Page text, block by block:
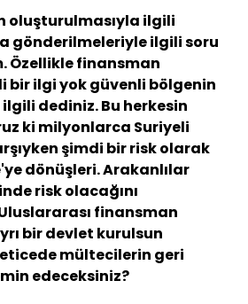
oluşturulmasıyla ilgili
gönderilmeleriyle ilgili soru
Özellikle finansman
bir ilgi yok güvenli bölgenin
dediniz. Bu herkesin
ki milyonlarca Suriyeli
şimdi bir risk olarak
dönüşleri. Arakanlılar
risk olacağını
finansman
bir devlet kurulsun
mültecilerin geri
edeceksiniz?